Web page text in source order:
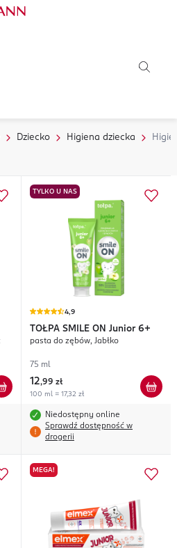
Dziecko Higiena dziecka
TYLKO U NAS
4,9
TOŁPA SMILE ON Junior 6+
pasta do zębów, Jabłko
75 ml
12,99 zł
100 ml = 17,32 zł
Niedostępny online
Sprawdź dostępność w
drogerii
MEGA!